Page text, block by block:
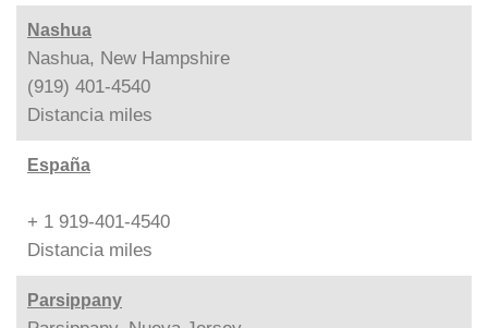
Nashua
Nashua, New Hampshire
(919) 401-4540
Distancia miles
España
+ 1 919-401-4540
Distancia miles
Parsippany